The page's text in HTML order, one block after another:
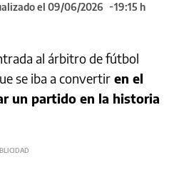
el 09/06/2026
19:15 h
al árbitro de fútbol
se iba a convertir en el
un partido en la historia